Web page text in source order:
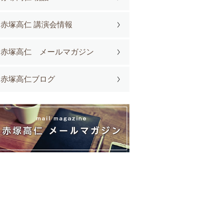
赤塚高仁 講演会情報
赤塚高仁 メールマガジン
赤塚高仁ブログ